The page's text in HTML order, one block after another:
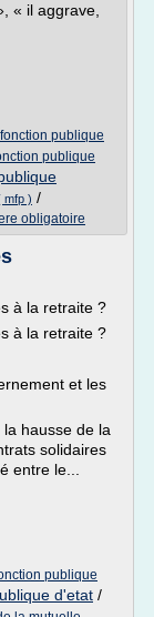
« il aggrave,
publique
publique
mfp ) /
obligatoire
à la retraite ?
à la retraite ?
et les
hausse de la
solidaires
entre le...
publique
d'etat /